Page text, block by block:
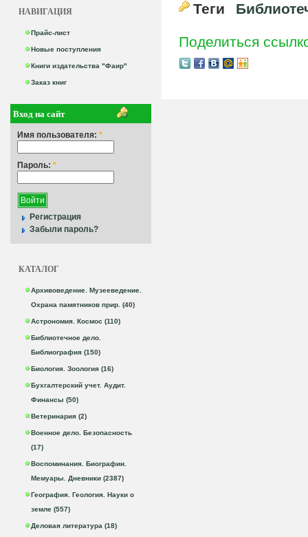
НАВИГАЦИЯ
Прайс-лист
Новые поступления
Книги издательства "Фаир"
Заказ книг
Вход на сайт
Имя пользователя: *
Пароль: *
Регистрация
Забыли пароль?
КАТАЛОГ
Архивоведение. Музееведение.
Охрана памятников прир. (40)
Астрономия. Космос (110)
Библиотечное дело.
Библиография (150)
Биология. Зоология (16)
Бухгалтерский учет. Аудит.
Финансы (50)
Ветеринария (2)
Военное дело. Безопасность
(17)
Воспоминания. Биографии.
Мемуары. Дневники (2387)
География. Геология. Науки о
земле (557)
Деловая литература (18)
Теги
Поделиться